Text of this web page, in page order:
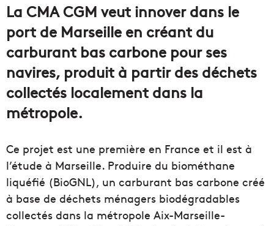
La CMA CGM veut innover dans le
port de Marseille en créant du
carburant bas carbone pour ses
navires, produit à partir des déchets
collectés localement dans la
métropole.
Ce projet est une première en France et il est à
l’étude à Marseille. Produire du biométhane
liquéfié (BioGNL), un carburant bas carbone créé
à base de déchets ménagers biodégradables
collectés dans la métropole Aix-Marseille-